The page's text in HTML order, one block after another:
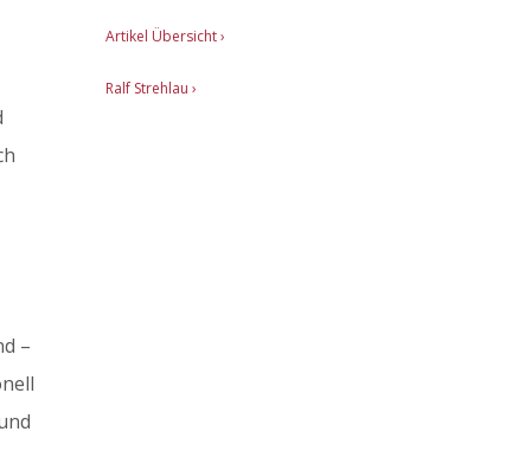
–
Artikel Übersicht›
Ralf Strehlau ›